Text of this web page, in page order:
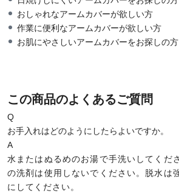
おしゃれなアームカバーが欲しい方
作業に便利なアームカバーが欲しい方
お肌にやさしいアームカバーをお探しの方
この商品のよくあるご質問
Q
お手入れはどのようにしたらよいですか。
A
水またはぬるめのお湯で手洗いしてくだ
の洗剤は使用しないでください。脱水は
にしてください。